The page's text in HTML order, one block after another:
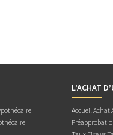
L’ACHAT
Accueil Achat